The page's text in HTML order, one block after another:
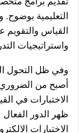
التعليمية بوضوح.
القياس والتقويم
واستراتيجيات
وفي ظل التحول
أصبح من الضروري
الاختبارات في
ظهر الدور
الاختبارات